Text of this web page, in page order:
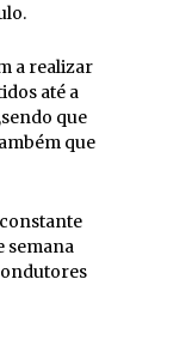
a realizar
até a
que
que
semana